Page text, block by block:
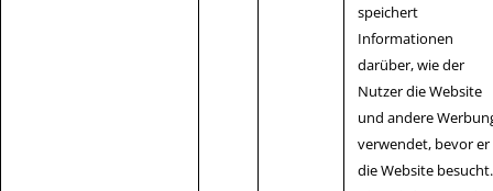
speichert
Informationen
darüber, wie der
Nutzer die Website
und andere
verwendet, bevor er
die Website besucht.